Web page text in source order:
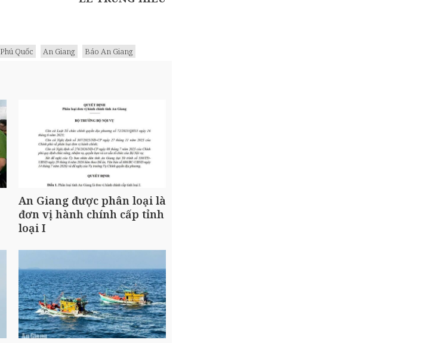
Phú Quốc An Giang Báo An Giang
An Giang được phân loại là
đơn vị hành chính cấp tỉnh
loại I